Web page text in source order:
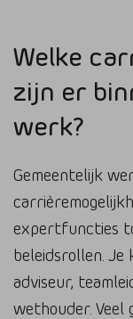
Welke
zijn er
werk?
Gemeentelijk
expertfuncties
beleidsrollen.
adviseur,
wethouder. Veel